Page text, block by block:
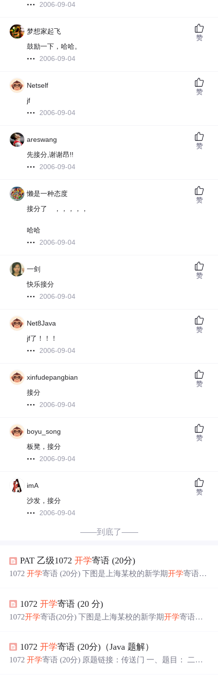
2006-09-04
梦想家起飞
鼓励一下，哈哈。
2006-09-04
赞
Netself
jf
2006-09-04
赞
areswang
先接分,谢谢昂!!
2006-09-04
赞
懒是一种态度
接分了 ，，，，，
哈哈
2006-09-04
赞
一剑
快乐接分
2006-09-04
赞
Net8Java
jf了！！！
2006-09-04
赞
xinfudepangbian
接分
2006-09-04
赞
boyu_song
板凳，接分
2006-09-04
赞
imA
沙发，接分
2006-09-04
赞
——到底了——
PAT 乙级1072开学寄语 (20分)
1072开学寄语 (20分) 下图是上海某校的新学期开学寄语：
后，净面、理发、整衣，然后思过、读书、锻炼、明智、
开悟、精进。而后必成大器也！ [外链图片转存失败,源站
1072开学寄语 (20 分)
1072开学 寄语(20分) 下图是上海某校的新学期开学寄语：
后，净面、理发、整衣，然后思过、读书、锻炼、明智、
开悟、精进。而后必成大器也！ 本题要求你写个程序帮助
1072开学寄语 (20分)（Java 题解）
1072开学寄语 (20分) 原题链接：传送门 一、题目： 二、